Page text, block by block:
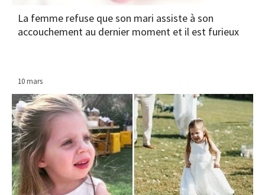
La femme refuse que son mari assiste à son
accouchement au dernier moment et il est furieux
10 mars